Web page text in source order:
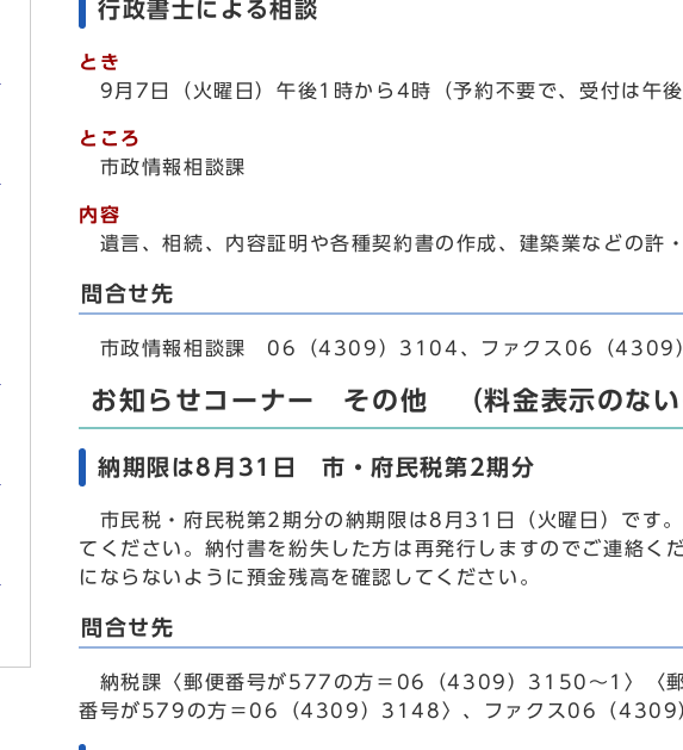
行政書士による相談
とき
9月7日（火曜日）午後1時から4時（予約不要で、受付は午
ところ
市政情報相談課
内容
遺言、相続、内容証明や各種契約書の作成、建築業などの許
問合せ先
市政情報相談課 06（4309）3104、ファクス06（4309
お知らせコーナー その他 （料金表示のない
納期限は8月31日 市・府民税第2期分
市民税・府民税第2期分の納期限は8月31日（火曜日）です
てください。納付書を紛失した方は再発行しますのでご連絡く
にならないように預金残高を確認してください。
問合せ先
納税課〈郵便番号が577の方＝06（4309）3150～1〉〈
番号が579の方＝06（4309）3148〉、ファクス06（